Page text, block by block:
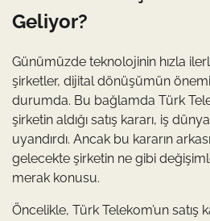
Geliyor?
Günümüzde teknolojinin hızla
şirketler, dijital dönüşümün
durumda. Bu bağlamda Türk
şirketin aldığı satış kararı, iş
uyandırdı. Ancak bu kararın
gelecekte şirketin ne gibi
merak konusu.
Öncelikle, Türk Telekom’un satış